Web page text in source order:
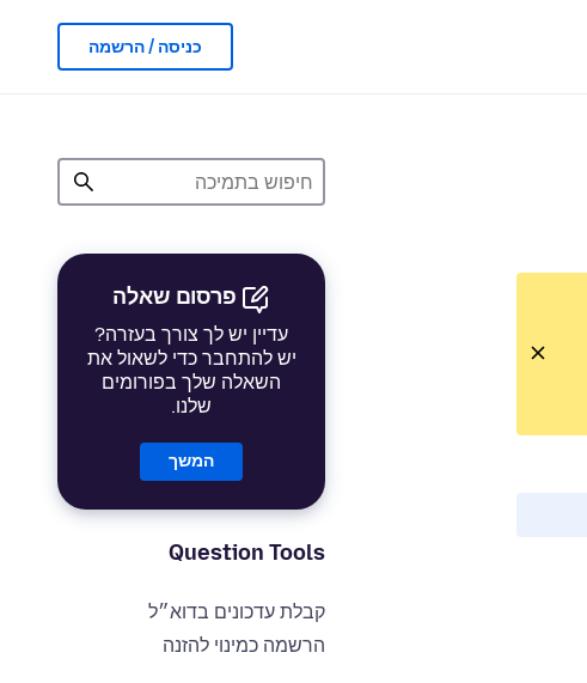
כניסה / הרשמה
פרסום שאלה
עדיין יש לך צורך בעזרה?
יש להתחבר כדי לשאול את
השאלה שלך בפורומים
שלנו.
המשך
Question Tools
קבלת עדכונים בדוא״ל
הרשמה כמינוי להזנה